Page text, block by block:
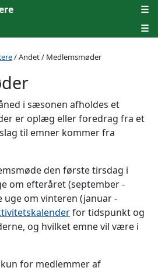
☰
☰
/ Andet / Medlemsmøder
i sæsonen afholdes et
er oplæg eller foredrag fra et
til emner kommer fra
den første tirsdag i
om efteråret (september -
uge om vinteren (januar -
for tidspunkt og
og hvilket emne vil være i
for medlemmer af